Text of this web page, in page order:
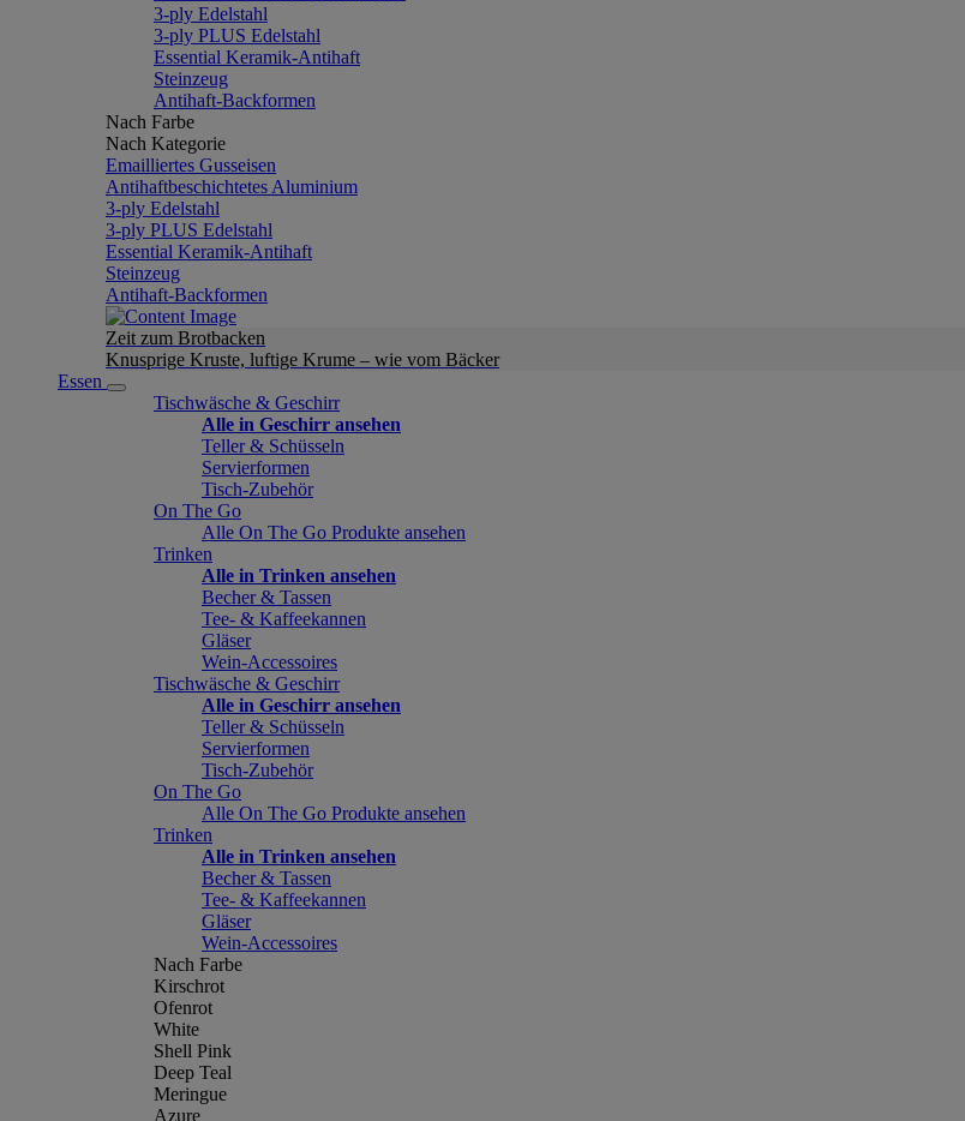
3-ply Edelstahl
3-ply PLUS Edelstahl
Essential Keramik-Antihaft
Steinzeug
Antihaft-Backformen
Nach Farbe
Nach Kategorie
Emailliertes Gusseisen
Antihaftbeschichtetes Aluminium
3-ply Edelstahl
3-ply PLUS Edelstahl
Essential Keramik-Antihaft
Steinzeug
Antihaft-Backformen
Zeit zum Brotbacken
Knusprige Kruste, luftige Krume – wie vom Bäcker
Essen
Tischwäsche & Geschirr
Alle in Geschirr ansehen
Teller & Schüsseln
Servierformen
Tisch-Zubehör
On The Go
Alle On The Go Produkte ansehen
Trinken
Alle in Trinken ansehen
Becher & Tassen
Tee- & Kaffeekannen
Gläser
Wein-Accessoires
Tischwäsche & Geschirr
Alle in Geschirr ansehen
Teller & Schüsseln
Servierformen
Tisch-Zubehör
On The Go
Alle On The Go Produkte ansehen
Trinken
Alle in Trinken ansehen
Becher & Tassen
Tee- & Kaffeekannen
Gläser
Wein-Accessoires
Nach Farbe
Kirschrot
Ofenrot
White
Shell Pink
Deep Teal
Meringue
Azure